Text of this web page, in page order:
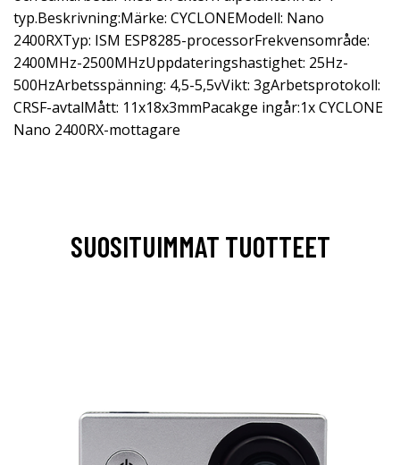
typ.Beskrivning:Märke: CYCLONEModell: Nano
2400RXTyp: ISM ESP8285-processorFrekvensområde:
2400MHz-2500MHzUppdateringshastighet: 25Hz-
500HzArbetsspänning: 4,5-5,5vVikt: 3gArbetsprotokoll:
CRSF-avtalMått: 11x18x3mmPacakge ingår:1x CYCLONE
Nano 2400RX-mottagare
SUOSITUIMMAT TUOTTEET